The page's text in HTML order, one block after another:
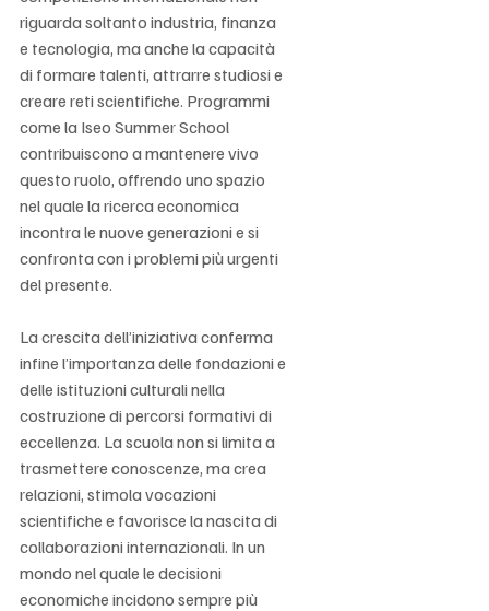
riguarda soltanto industria, finanza
e tecnologia, ma anche la capacità
di formare talenti, attrarre studiosi e
creare reti scientifiche. Programmi
come la Iseo Summer School
contribuiscono a mantenere vivo
questo ruolo, offrendo uno spazio
nel quale la ricerca economica
incontra le nuove generazioni e si
confronta con i problemi più urgenti
del presente.
La crescita dell’iniziativa conferma
infine l’importanza delle fondazioni e
delle istituzioni culturali nella
costruzione di percorsi formativi di
eccellenza. La scuola non si limita a
trasmettere conoscenze, ma crea
relazioni, stimola vocazioni
scientifiche e favorisce la nascita di
collaborazioni internazionali. In un
mondo nel quale le decisioni
economiche incidono sempre più